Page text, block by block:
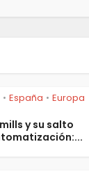
• España • Europa
y su salto